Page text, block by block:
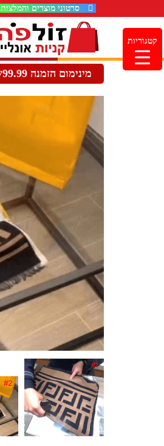
סרטוני מוצרים והמלצות
מינימום הזמנה 99.99ש”ח
קטגוריות